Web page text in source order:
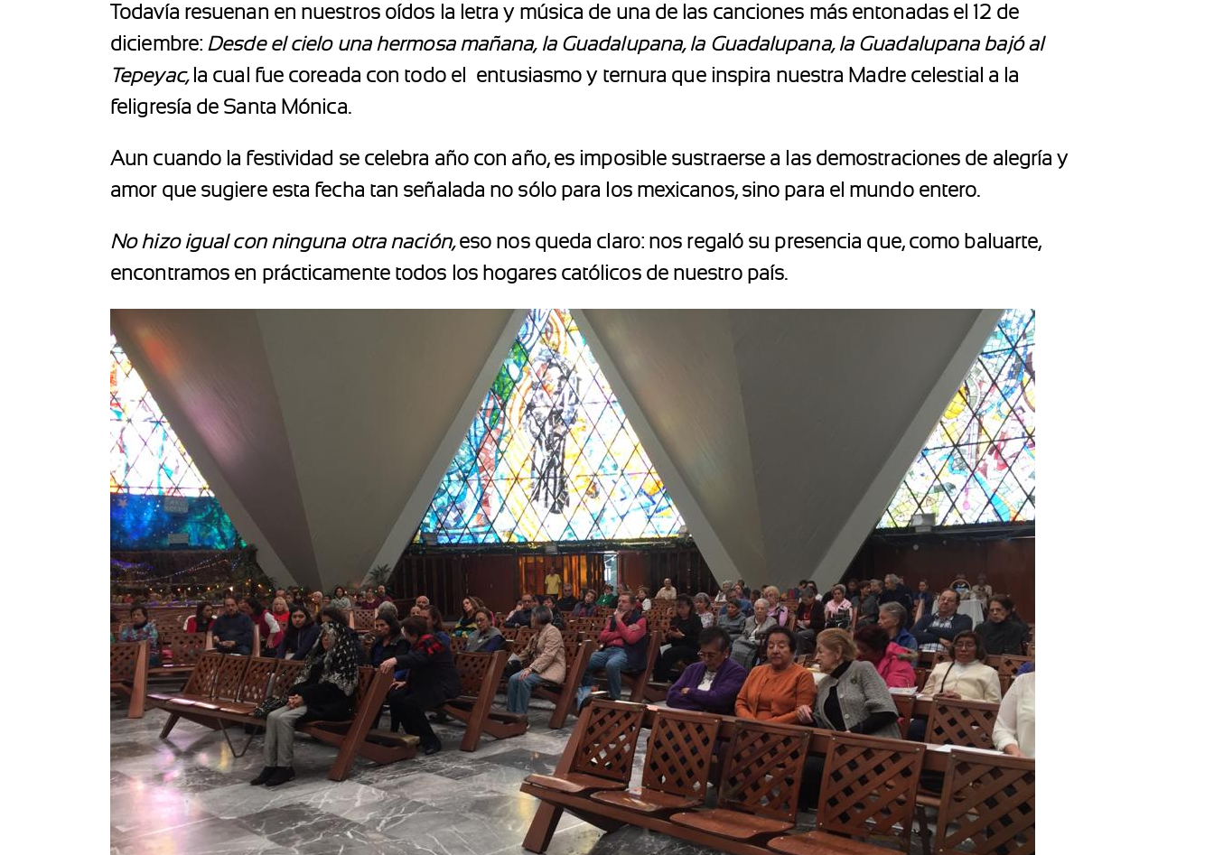
Todavía resuenan en nuestros oídos la letra y música de una de las canciones más entonadas el 12 de
diciembre: Desde el cielo una hermosa mañana, la Guadalupana, la Guadalupana, la Guadalupana bajó al
Tepeyac,la cual fue coreada con todo el entusiasmo y ternura que inspira nuestra Madre celestial a la
feligresía de Santa Mónica.
Aun cuando la festividad se celebra año con año, es imposible sustraerse a las demostraciones de alegría y
amor que sugiere esta fecha tan señalada no sólo para los mexicanos, sino para el mundo entero.
No hizo igual con ninguna otra nación,eso nos queda claro: nos regaló su presencia que, como baluarte,
encontramos en prácticamente todos los hogares católicos de nuestro país.